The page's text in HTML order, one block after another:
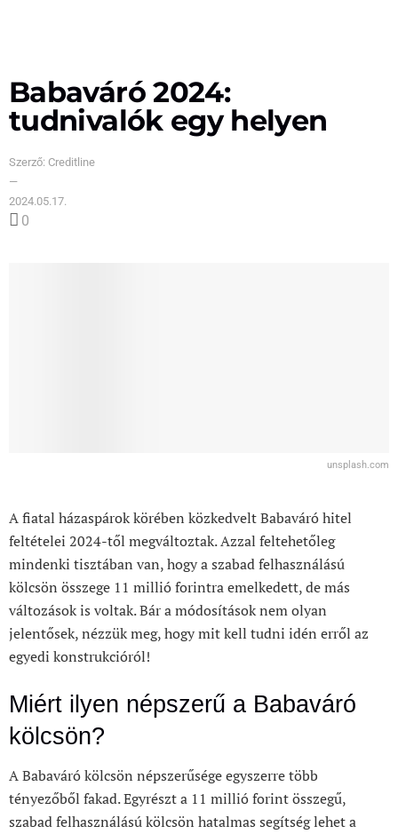
Babaváró 2024:
tudnivalók egy helyen
Szerző: Creditline
—
2024.05.17.
0
unsplash.com
A fiatal házaspárok körében közkedvelt Babaváró hitel
feltételei 2024-től megváltoztak. Azzal feltehetőleg
mindenki tisztában van, hogy a szabad felhasználású
kölcsön összege 11 millió forintra emelkedett, de más
változások is voltak. Bár a módosítások nem olyan
jelentősek, nézzük meg, hogy mit kell tudni idén erről az
egyedi konstrukcióról!
Miért ilyen népszerű a Babaváró
kölcsön?
A Babaváró kölcsön népszerűsége egyszerre több
tényezőből fakad. Egyrészt a 11 millió forint összegű,
szabad felhasználású kölcsön hatalmas segítség lehet a